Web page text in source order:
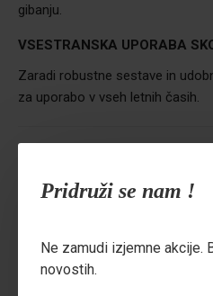
Pridruži se nam !
Ne zamudi izjemne akcije.
novostih.
gibanju.
VSESTRANSKA UPORABA
Zaradi robustne sestave in
za uporabo v vseh letnih časih.